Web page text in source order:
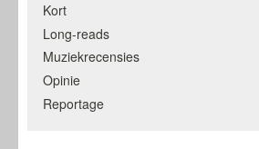
Kort
Long-reads
Muziekrecensies
Opinie
Reportage